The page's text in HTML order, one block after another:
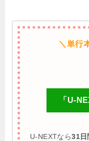
＼単行
「U-
U-NEXTなら31日